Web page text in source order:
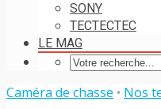
SONY
TECTECTEC
LE MAG
Caméra de chasse • Nos